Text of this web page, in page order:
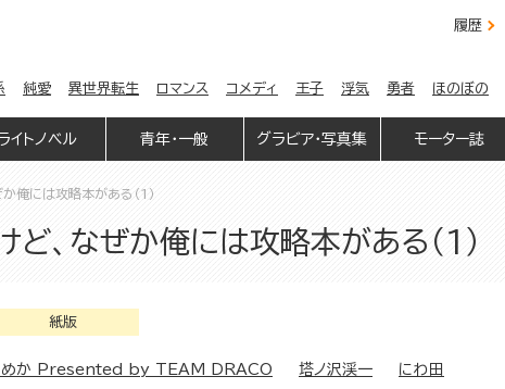
履歴
純愛 異世界転生 ロマンス コメディ 王子 浮気 勇者 ほのぼの
イトノベル 青年・一般 グラビア・写真集 モーター誌
俺には攻略本がある（1）
、なぜか俺には攻略本がある（1）
紙版
めか Presented by TEAM DRACO 塔ノ沢渓一 にわ田